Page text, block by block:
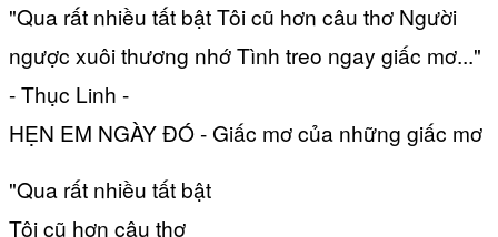
"Qua rất nhiều tất bật Tôi cũ hơn câu thơ Người
ngược xuôi thương nhớ Tình treo ngay giấc mơ..."
- Thục Linh -
HẸN EM NGÀY ĐÓ - Giấc mơ của những giấc mơ
"Qua rất nhiều tất bật
Tôi cũ hơn câu thơ